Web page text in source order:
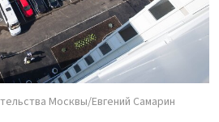
Москвы/Евгений Самарин